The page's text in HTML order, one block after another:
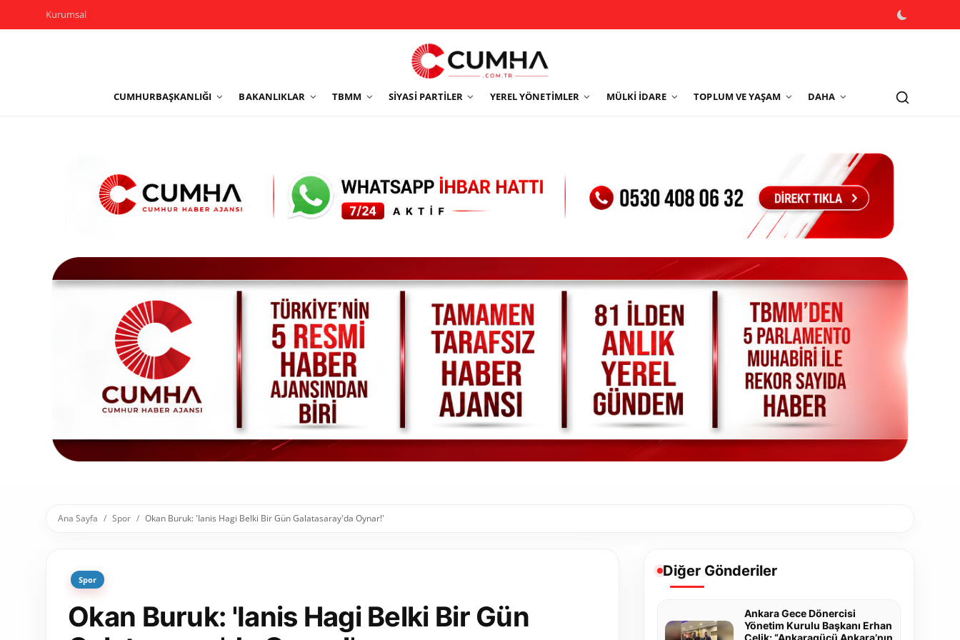
Kurumsal
CUMHURBAŞKANLIĞI BAKANLIKLAR TBMM SIYASI PARTILER YEREL YÖNETIMLER MÜLKI İDARE TOPLUM VE YAŞAM DAHA
Yerel Yönetimler
Sivil Toplum Kuruluşları
Kamu Kurumları ve Üst Kurullar
Resmi Reklamlar
Ana Sayfa Spor Okan Buruk: 'Ianis Hagi Belki Bir Gün Galatasaray'da Oynar!'
Spor
Okan Buruk: 'Ianis Hagi Belki Bir Gün
Diğer Gönderiler
Ankara Gece Dönercisi
Yönetim Kurulu Başkanı Erhan